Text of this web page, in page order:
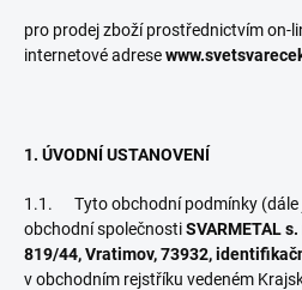
pro prodej zboží prostřednictvím on-
internetové adrese
1. ÚVODNÍ USTANOVENÍ
1.1. Tyto obchodní podmínky (dále
obchodní společnostiSVARMETAL
819/44, Vratimov, 73932,
v obchodním rejstříku vedeném